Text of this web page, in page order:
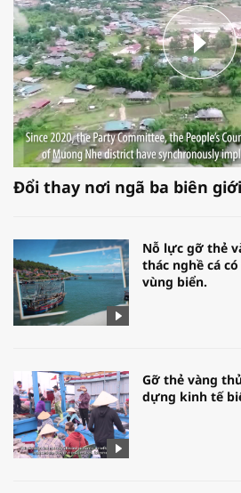
Đổi thay nơi ngã ba biên
Nỗ lực gỡ thẻ
thác nghề cá
vùng biển.
Gỡ thẻ vàng
dựng kinh tế